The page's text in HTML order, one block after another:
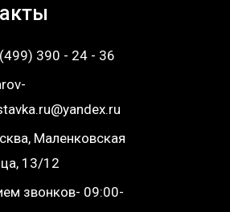
390 - 24 - 36
Маленковская
13/12
звонков- 09:00-